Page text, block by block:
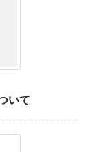
いて